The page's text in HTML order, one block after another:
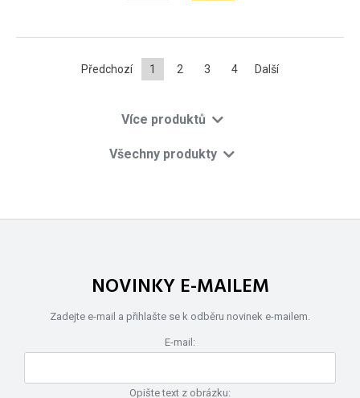
Více produktů
Všechny produkty
Předchozí 1 2 3 4 Další
NOVINKY E-MAILEM
Zadejte e-mail a přihlašte se k odběru novinek e-mailem.
E-mail:
Opište text z obrázku: